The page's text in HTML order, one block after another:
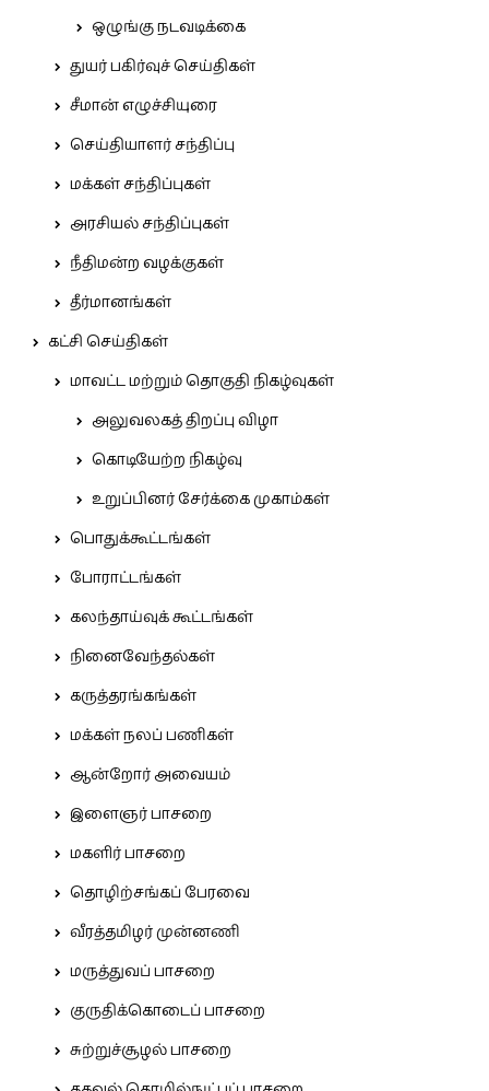
ஒழுங்கு நடவடிக்கை
துயர் பகிர்வுச் செய்திகள்
சீமான் எழுச்சியுரை
செய்தியாளர் சந்திப்பு
மக்கள் சந்திப்புகள்
அரசியல் சந்திப்புகள்
நீதிமன்ற வழக்குகள்
தீர்மானங்கள்
கட்சி செய்திகள்
மாவட்ட மற்றும் தொகுதி நிகழ்வுகள்
அலுவலகத் திறப்பு விழா
கொடியேற்ற நிகழ்வு
உறுப்பினர் சேர்க்கை முகாம்கள்
பொதுக்கூட்டங்கள்
போராட்டங்கள்
கலந்தாய்வுக் கூட்டங்கள்
நினைவேந்தல்கள்
கருத்தரங்கங்கள்
மக்கள் நலப் பணிகள்
ஆன்றோர் அவையம்
இளைஞர் பாசறை
மகளிர் பாசறை
தொழிற்சங்கப் பேரவை
வீரத்தமிழர் முன்னணி
மருத்துவப் பாசறை
குருதிக்கொடைப் பாசறை
சுற்றுச்சூழல் பாசறை